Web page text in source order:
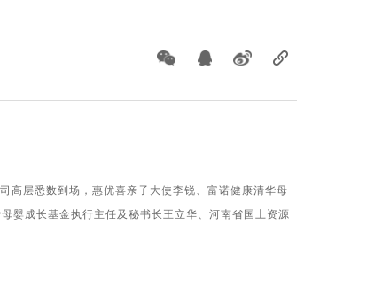
高层悉数到场，惠优喜亲子大使李锐、富诺健康清华母
婴成长基金执行主任及秘书长王立华、河南省国土资源